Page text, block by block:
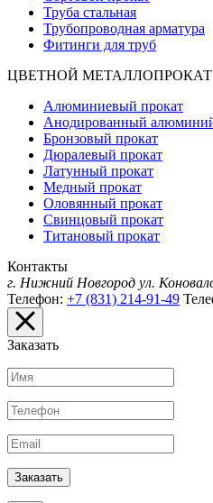
Труба стальная
Трубопроводная арматура
Фитинги для труб
ЦВЕТНОЙ МЕТАЛЛОПРОКАТ
Алюминиевый прокат
Анодированный
Бронзовый прокат
Дюралевый прокат
Латунный прокат
Медный прокат
Оловянный прокат
Свинцовый прокат
Титановый прокат
Контакты
г. Нижний Новгород ул.
Телефон: +7 (831) 214-91-49
Заказать